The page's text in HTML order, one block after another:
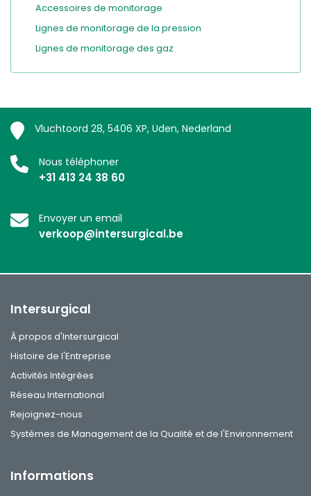
Accessoires de monitorage
Lignes de monitorage de la pression
Lignes de monitorage des gaz
Vluchtoord 28, 5406 XP, Uden, Nederland
Nous téléphoner
+31 413 24 38 60
Envoyer un email
verkoop@intersurgical.be
Intersurgical
À propos d'Intersurgical
Histoire de l'Entreprise
Activités Intégrées
Réseau International
Rejoignez-nous
Systèmes de Management de la Qualité et de l'Environnement
Informations